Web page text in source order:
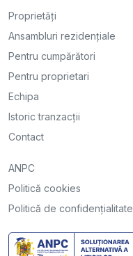
Proprietăți
Ansambluri rezidențiale
Pentru cumpărători
Pentru proprietari
Echipa
Istoric tranzacții
Contact
ANPC
Politică cookies
Politică de confidențialitate